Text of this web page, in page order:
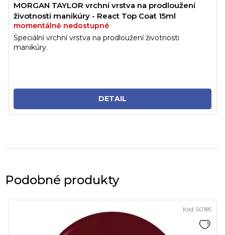
MORGAN TAYLOR vrchní vrstva na prodloužení
životnosti manikúry - React Top Coat 15ml
momentálně nedostupné
DETAIL
Speciální vrchní vrstva na prodloužení životnosti
manikúry.
Podobné produkty
Kód: 50185